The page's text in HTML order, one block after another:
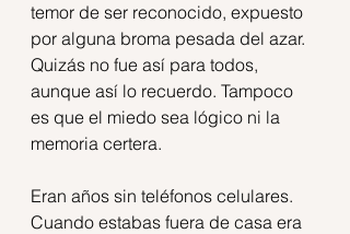
temor de ser reconocido, expuesto
por alguna broma pesada del azar.
Quizás no fue así para todos,
aunque así lo recuerdo. Tampoco
es que el miedo sea lógico ni la
memoria certera.
Eran años sin teléfonos celulares.
Cuando estabas fuera de casa era